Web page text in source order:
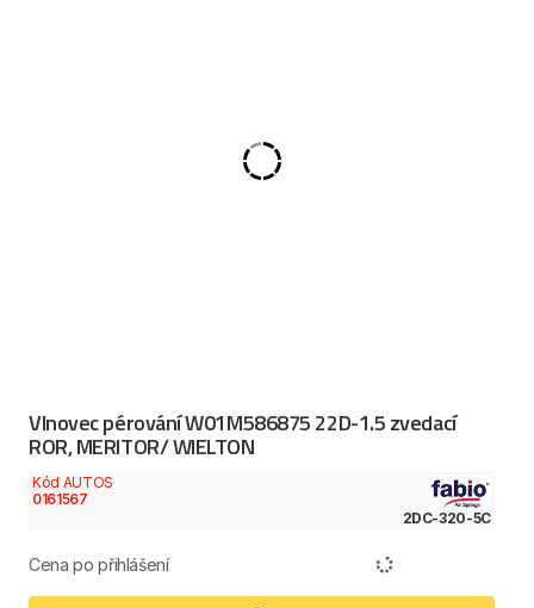
Vlnovec pérování W01M586875 22D-1.5 zvedací
ROR, MERITOR/ WIELTON
Kód AUTOS
0161567
2DC-320-5C
Cena po přihlášení